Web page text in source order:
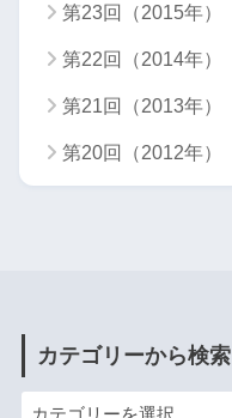
第23回（2015年）
第22回（2014年）
第21回（2013年）
第20回（2012年）
カテゴリーから検索